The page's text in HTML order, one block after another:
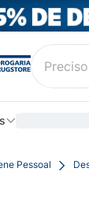
Pessoal